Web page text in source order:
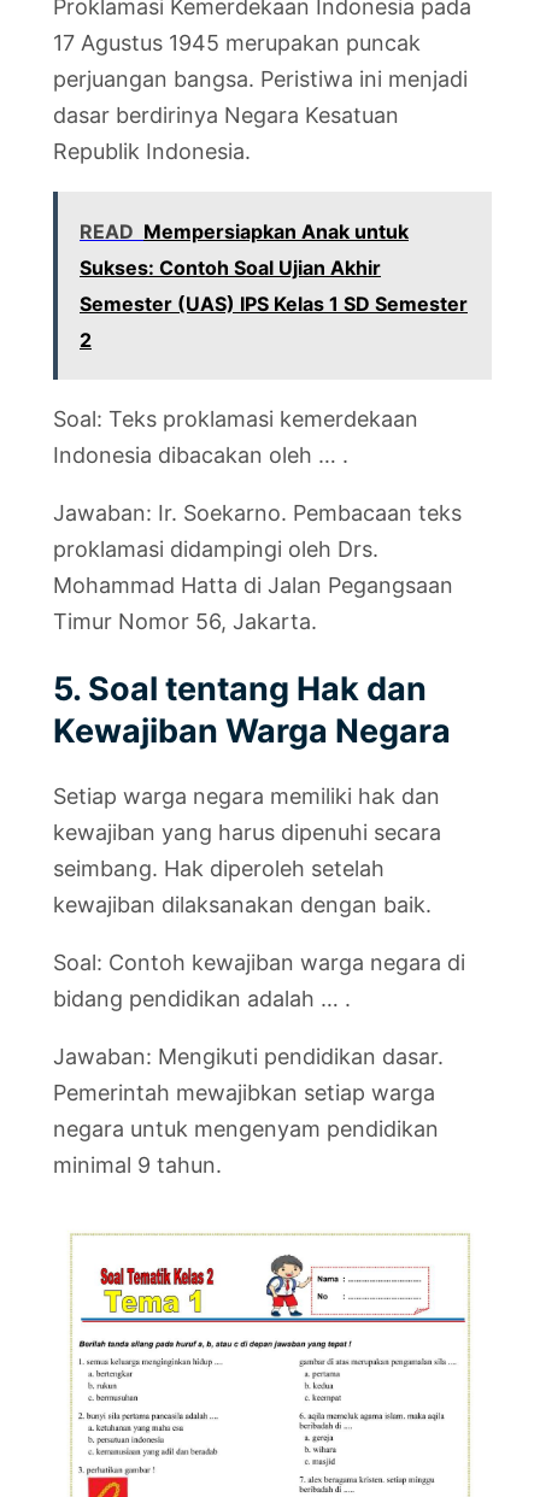
Proklamasi Kemerdekaan Indonesia pada
17 Agustus 1945 merupakan puncak
perjuangan bangsa. Peristiwa ini menjadi
dasar berdirinya Negara Kesatuan
Republik Indonesia.
READ Mempersiapkan Anak untuk
Sukses: Contoh Soal Ujian Akhir
Semester (UAS) IPS Kelas 1 SD Semester
2
Soal: Teks proklamasi kemerdekaan
Indonesia dibacakan oleh … .
Jawaban: Ir. Soekarno. Pembacaan teks
proklamasi didampingi oleh Drs.
Mohammad Hatta di Jalan Pegangsaan
Timur Nomor 56, Jakarta.
5. Soal tentang Hak dan
Kewajiban Warga Negara
Setiap warga negara memiliki hak dan
kewajiban yang harus dipenuhi secara
seimbang. Hak diperoleh setelah
kewajiban dilaksanakan dengan baik.
Soal: Contoh kewajiban warga negara di
bidang pendidikan adalah … .
Jawaban: Mengikuti pendidikan dasar.
Pemerintah mewajibkan setiap warga
negara untuk mengenyam pendidikan
minimal 9 tahun.